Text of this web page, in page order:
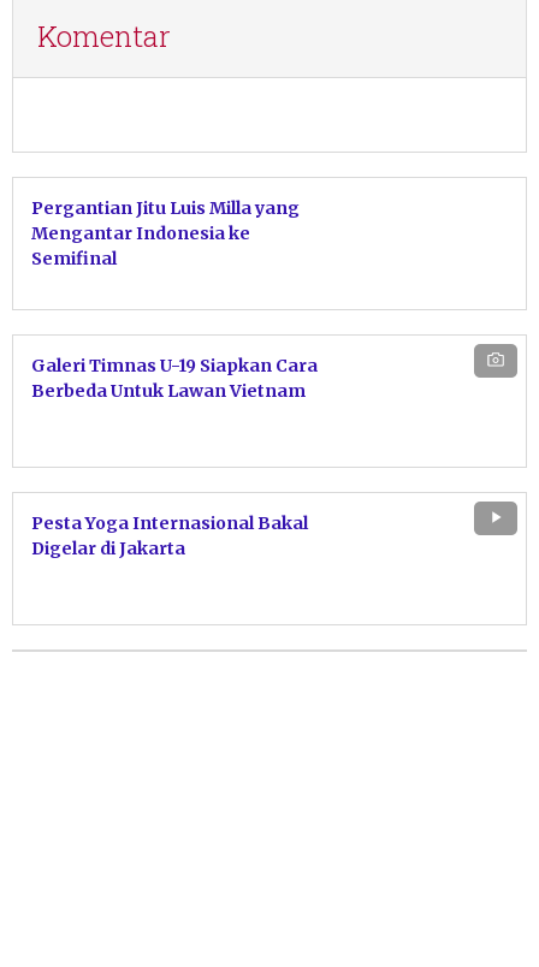
Komentar
Pergantian Jitu Luis Milla yang
Mengantar Indonesia ke
Semifinal
Galeri Timnas U-19 Siapkan Cara
Berbeda Untuk Lawan Vietnam
Pesta Yoga Internasional Bakal
Digelar di Jakarta